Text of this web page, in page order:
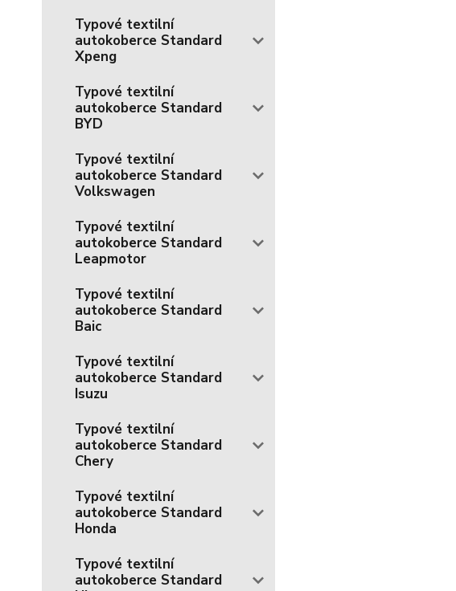
Typové textilní
autokoberce Standard
Xpeng
Typové textilní
autokoberce Standard
BYD
Typové textilní
autokoberce Standard
Volkswagen
Typové textilní
autokoberce Standard
Leapmotor
Typové textilní
autokoberce Standard
Baic
Typové textilní
autokoberce Standard
Isuzu
Typové textilní
autokoberce Standard
Chery
Typové textilní
autokoberce Standard
Honda
Typové textilní
autokoberce Standard